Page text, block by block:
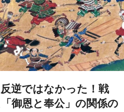
逆ではなかった！戦
御恩と奉公」の関係の